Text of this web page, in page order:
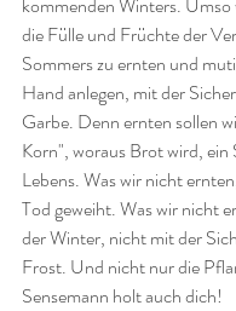
die Fülle und Früchte der
Sommers zu ernten und
Hand anlegen, mit der
Garbe. Denn ernten sollen
Korn", woraus Brot wird, ein
Lebens. Was wir nicht
Tod geweiht. Was wir nicht
der Winter, nicht mit der
Frost. Und nicht nur die
Sensemann holt auch dich!